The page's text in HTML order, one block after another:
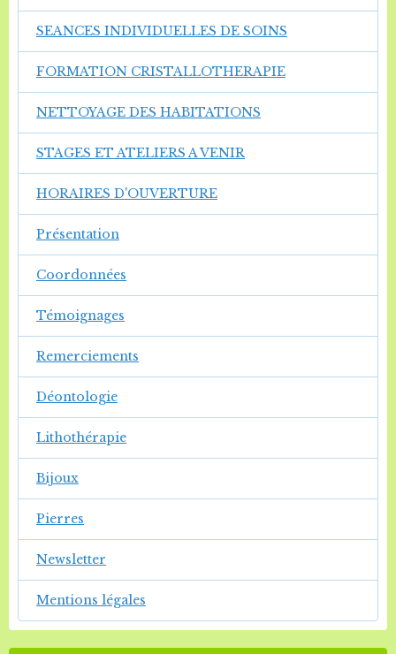
SEANCES INDIVIDUELLES DE SOINS
FORMATION CRISTALLOTHERAPIE
NETTOYAGE DES HABITATIONS
STAGES ET ATELIERS A VENIR
HORAIRES D'OUVERTURE
Présentation
Coordonnées
Témoignages
Remerciements
Déontologie
Lithothérapie
Bijoux
Pierres
Newsletter
Mentions légales